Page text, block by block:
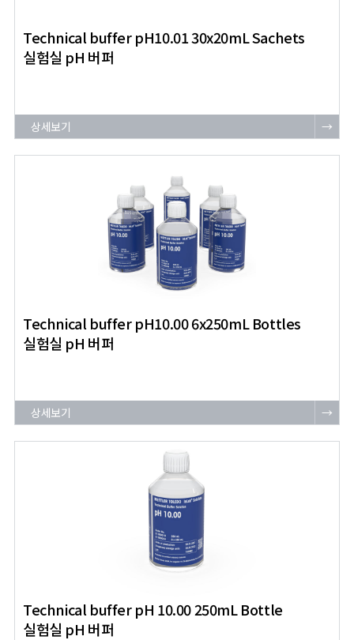
Technical buffer pH10.01 30x20mL Sachets
실험실 pH 버퍼
상세보기 →
Technical buffer pH10.00 6x250mL Bottles
실험실 pH 버퍼
상세보기 →
Technical buffer pH 10.00 250mL Bottle
실험실 pH 버퍼